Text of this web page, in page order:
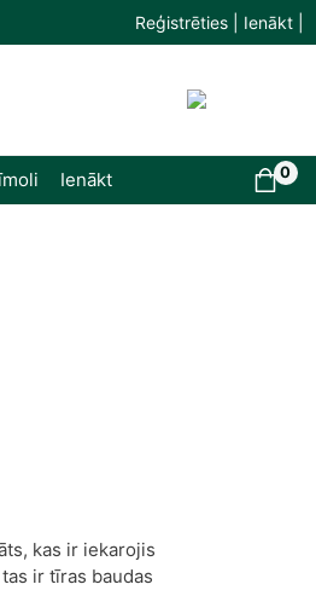
Reģistrēties | Ienākt |
Ienākt 0
kas ir iekarojis
ir tīras baudas